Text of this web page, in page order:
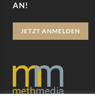
AN!
JETZT ANMELDEN